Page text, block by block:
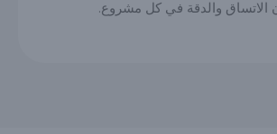
الاتساق والدقة في كل مشروع.